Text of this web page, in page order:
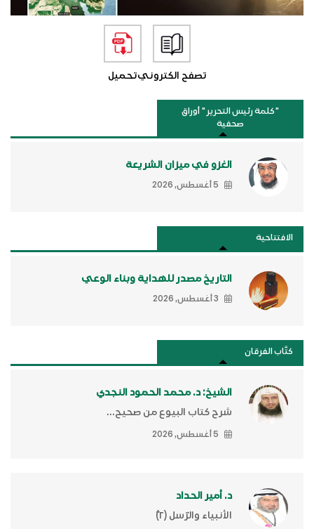
تصفح الكترونيتحميل
"كلمة رئيس التحرير " أوراق
صحفية
الغزو في ميزان الشريعة
5 أغسطس, 2026
الافتتاحية
التاريخ مصدر للهداية وبناء الوعي
3 أغسطس, 2026
كتَّاب الفرقان
الشيخ: د. محمد الحمود النجدي
شرح كتاب البيوع من صحيح...
5 أغسطس, 2026
د. أمير الحداد
الأنبياء والرّسل (٢)ّ